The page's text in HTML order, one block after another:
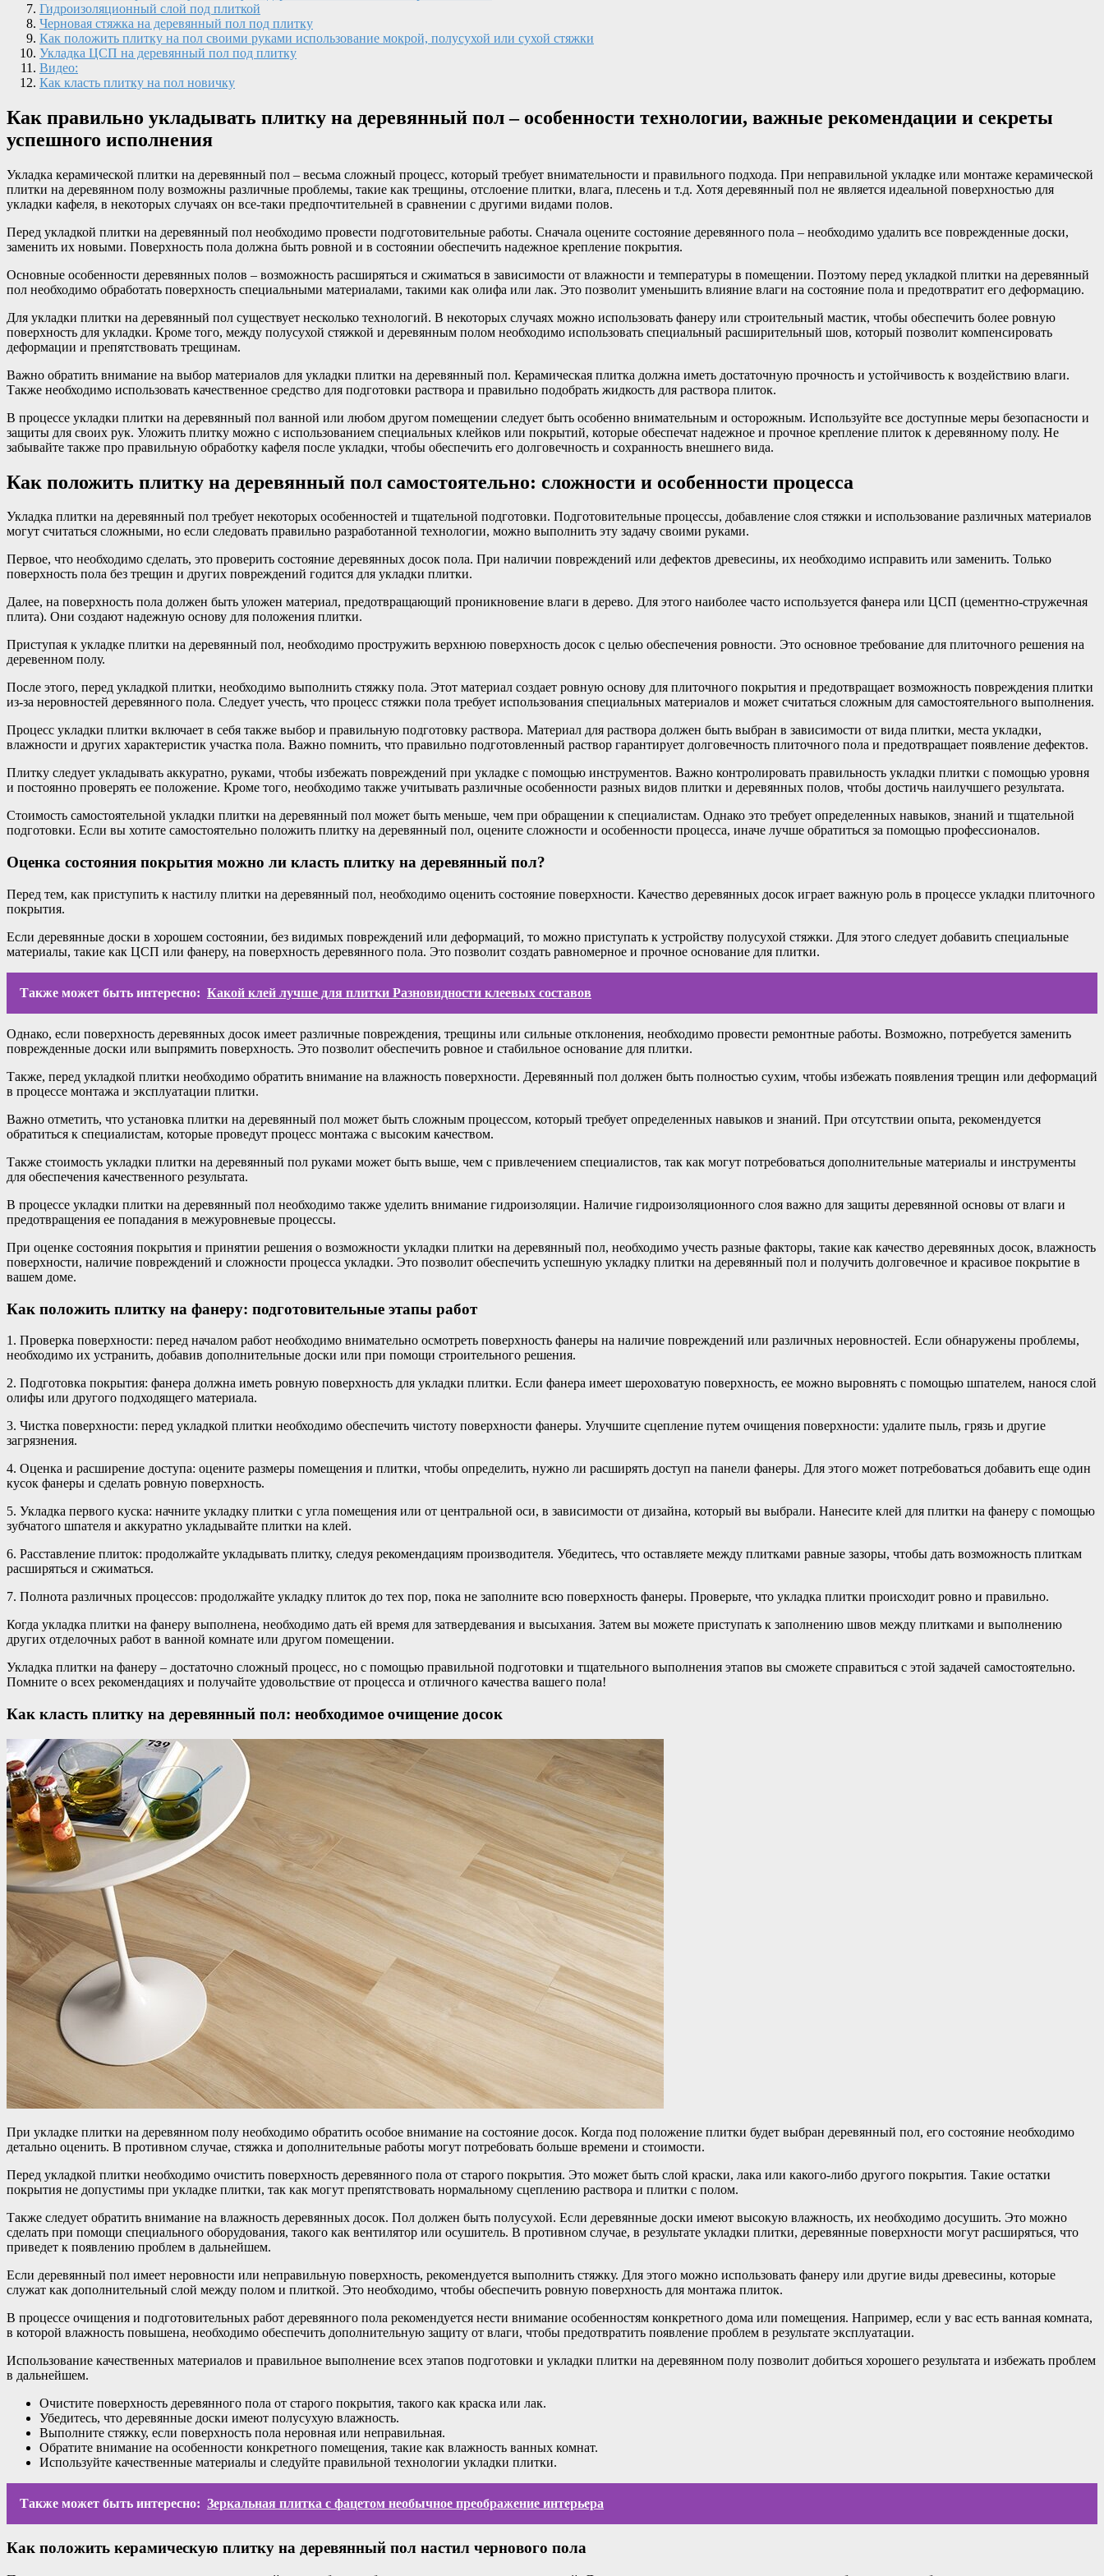
Гидроизоляционный слой под плиткой
Черновая стяжка на деревянный пол под плитку
Как положить плитку на пол своими руками использование мокрой, полусухой или сухой стяжки
Укладка ЦСП на деревянный пол под плитку
Видео:
Как класть плитку на пол новичку
Как правильно укладывать плитку на деревянный пол – особенности технологии, важные рекомендации и секреты
успешного исполнения
Укладка керамической плитки на деревянный пол – весьма сложный процесс, который требует внимательности и правильного подхода. При неправильной укладке или монтаже керамической
плитки на деревянном полу возможны различные проблемы, такие как трещины, отслоение плитки, влага, плесень и т.д. Хотя деревянный пол не является идеальной поверхностью для
укладки кафеля, в некоторых случаях он все-таки предпочтительней в сравнении с другими видами полов.
Перед укладкой плитки на деревянный пол необходимо провести подготовительные работы. Сначала оцените состояние деревянного пола – необходимо удалить все поврежденные доски,
заменить их новыми. Поверхность пола должна быть ровной и в состоянии обеспечить надежное крепление покрытия.
Основные особенности деревянных полов – возможность расширяться и сжиматься в зависимости от влажности и температуры в помещении. Поэтому перед укладкой плитки на деревянный
пол необходимо обработать поверхность специальными материалами, такими как олифа или лак. Это позволит уменьшить влияние влаги на состояние пола и предотвратит его деформацию.
Для укладки плитки на деревянный пол существует несколько технологий. В некоторых случаях можно использовать фанеру или строительный мастик, чтобы обеспечить более ровную
поверхность для укладки. Кроме того, между полусухой стяжкой и деревянным полом необходимо использовать специальный расширительный шов, который позволит компенсировать
деформации и препятствовать трещинам.
Важно обратить внимание на выбор материалов для укладки плитки на деревянный пол. Керамическая плитка должна иметь достаточную прочность и устойчивость к воздействию влаги.
Также необходимо использовать качественное средство для подготовки раствора и правильно подобрать жидкость для раствора плиток.
В процессе укладки плитки на деревянный пол ванной или любом другом помещении следует быть особенно внимательным и осторожным. Используйте все доступные меры безопасности и
защиты для своих рук. Уложить плитку можно с использованием специальных клейков или покрытий, которые обеспечат надежное и прочное крепление плиток к деревянному полу. Не
забывайте также про правильную обработку кафеля после укладки, чтобы обеспечить его долговечность и сохранность внешнего вида.
Как положить плитку на деревянный пол самостоятельно: сложности и особенности процесса
Укладка плитки на деревянный пол требует некоторых особенностей и тщательной подготовки. Подготовительные процессы, добавление слоя стяжки и использование различных материалов
могут считаться сложными, но если следовать правильно разработанной технологии, можно выполнить эту задачу своими руками.
Первое, что необходимо сделать, это проверить состояние деревянных досок пола. При наличии повреждений или дефектов древесины, их необходимо исправить или заменить. Только
поверхность пола без трещин и других повреждений годится для укладки плитки.
Далее, на поверхность пола должен быть уложен материал, предотвращающий проникновение влаги в дерево. Для этого наиболее часто используется фанера или ЦСП (цементно-стружечная
плита). Они создают надежную основу для положения плитки.
Приступая к укладке плитки на деревянный пол, необходимо простружить верхнюю поверхность досок с целью обеспечения ровности. Это основное требование для плиточного решения на
деревенном полу.
После этого, перед укладкой плитки, необходимо выполнить стяжку пола. Этот материал создает ровную основу для плиточного покрытия и предотвращает возможность повреждения плитки
из-за неровностей деревянного пола. Следует учесть, что процесс стяжки пола требует использования специальных материалов и может считаться сложным для самостоятельного выполнения.
Процесс укладки плитки включает в себя также выбор и правильную подготовку раствора. Материал для раствора должен быть выбран в зависимости от вида плитки, места укладки,
влажности и других характеристик участка пола. Важно помнить, что правильно подготовленный раствор гарантирует долговечность плиточного пола и предотвращает появление дефектов.
Плитку следует укладывать аккуратно, руками, чтобы избежать повреждений при укладке с помощью инструментов. Важно контролировать правильность укладки плитки с помощью уровня
и постоянно проверять ее положение. Кроме того, необходимо также учитывать различные особенности разных видов плитки и деревянных полов, чтобы достичь наилучшего результата.
Стоимость самостоятельной укладки плитки на деревянный пол может быть меньше, чем при обращении к специалистам. Однако это требует определенных навыков, знаний и тщательной
подготовки. Если вы хотите самостоятельно положить плитку на деревянный пол, оцените сложности и особенности процесса, иначе лучше обратиться за помощью профессионалов.
Оценка состояния покрытия можно ли класть плитку на деревянный пол?
Перед тем, как приступить к настилу плитки на деревянный пол, необходимо оценить состояние поверхности. Качество деревянных досок играет важную роль в процессе укладки плиточного
покрытия.
Если деревянные доски в хорошем состоянии, без видимых повреждений или деформаций, то можно приступать к устройству полусухой стяжки. Для этого следует добавить специальные
материалы, такие как ЦСП или фанеру, на поверхность деревянного пола. Это позволит создать равномерное и прочное основание для плитки.
Также может быть интересно: Какой клей лучше для плитки Разновидности клеевых составов
Однако, если поверхность деревянных досок имеет различные повреждения, трещины или сильные отклонения, необходимо провести ремонтные работы. Возможно, потребуется заменить
поврежденные доски или выпрямить поверхность. Это позволит обеспечить ровное и стабильное основание для плитки.
Также, перед укладкой плитки необходимо обратить внимание на влажность поверхности. Деревянный пол должен быть полностью сухим, чтобы избежать появления трещин или деформаций
в процессе монтажа и эксплуатации плитки.
Важно отметить, что установка плитки на деревянный пол может быть сложным процессом, который требует определенных навыков и знаний. При отсутствии опыта, рекомендуется
обратиться к специалистам, которые проведут процесс монтажа с высоким качеством.
Также стоимость укладки плитки на деревянный пол руками может быть выше, чем с привлечением специалистов, так как могут потребоваться дополнительные материалы и инструменты
для обеспечения качественного результата.
В процессе укладки плитки на деревянный пол необходимо также уделить внимание гидроизоляции. Наличие гидроизоляционного слоя важно для защиты деревянной основы от влаги и
предотвращения ее попадания в межуровневые процессы.
При оценке состояния покрытия и принятии решения о возможности укладки плитки на деревянный пол, необходимо учесть разные факторы, такие как качество деревянных досок, влажность
поверхности, наличие повреждений и сложности процесса укладки. Это позволит обеспечить успешную укладку плитки на деревянный пол и получить долговечное и красивое покрытие в
вашем доме.
Как положить плитку на фанеру: подготовительные этапы работ
1. Проверка поверхности: перед началом работ необходимо внимательно осмотреть поверхность фанеры на наличие повреждений или различных неровностей. Если обнаружены проблемы,
необходимо их устранить, добавив дополнительные доски или при помощи строительного решения.
2. Подготовка покрытия: фанера должна иметь ровную поверхность для укладки плитки. Если фанера имеет шероховатую поверхность, ее можно выровнять с помощью шпателем, нанося слой
олифы или другого подходящего материала.
3. Чистка поверхности: перед укладкой плитки необходимо обеспечить чистоту поверхности фанеры. Улучшите сцепление путем очищения поверхности: удалите пыль, грязь и другие
загрязнения.
4. Оценка и расширение доступа: оцените размеры помещения и плитки, чтобы определить, нужно ли расширять доступ на панели фанеры. Для этого может потребоваться добавить еще один
кусок фанеры и сделать ровную поверхность.
5. Укладка первого куска: начните укладку плитки с угла помещения или от центральной оси, в зависимости от дизайна, который вы выбрали. Нанесите клей для плитки на фанеру с помощью
зубчатого шпателя и аккуратно укладывайте плитки на клей.
6. Расставление плиток: продолжайте укладывать плитку, следуя рекомендациям производителя. Убедитесь, что оставляете между плитками равные зазоры, чтобы дать возможность плиткам
расширяться и сжиматься.
7. Полнота различных процессов: продолжайте укладку плиток до тех пор, пока не заполните всю поверхность фанеры. Проверьте, что укладка плитки происходит ровно и правильно.
Когда укладка плитки на фанеру выполнена, необходимо дать ей время для затвердевания и высыхания. Затем вы можете приступать к заполнению швов между плитками и выполнению
других отделочных работ в ванной комнате или другом помещении.
Укладка плитки на фанеру – достаточно сложный процесс, но с помощью правильной подготовки и тщательного выполнения этапов вы сможете справиться с этой задачей самостоятельно.
Помните о всех рекомендациях и получайте удовольствие от процесса и отличного качества вашего пола!
Как класть плитку на деревянный пол: необходимое очищение досок
При укладке плитки на деревянном полу необходимо обратить особое внимание на состояние досок. Когда под положение плитки будет выбран деревянный пол, его состояние необходимо
детально оценить. В противном случае, стяжка и дополнительные работы могут потребовать больше времени и стоимости.
Перед укладкой плитки необходимо очистить поверхность деревянного пола от старого покрытия. Это может быть слой краски, лака или какого-либо другого покрытия. Такие остатки
покрытия не допустимы при укладке плитки, так как могут препятствовать нормальному сцеплению раствора и плитки с полом.
Также следует обратить внимание на влажность деревянных досок. Пол должен быть полусухой. Если деревянные доски имеют высокую влажность, их необходимо досушить. Это можно
сделать при помощи специального оборудования, такого как вентилятор или осушитель. В противном случае, в результате укладки плитки, деревянные поверхности могут расширяться, что
приведет к появлению проблем в дальнейшем.
Если деревянный пол имеет неровности или неправильную поверхность, рекомендуется выполнить стяжку. Для этого можно использовать фанеру или другие виды древесины, которые
служат как дополнительный слой между полом и плиткой. Это необходимо, чтобы обеспечить ровную поверхность для монтажа плиток.
В процессе очищения и подготовительных работ деревянного пола рекомендуется нести внимание особенностям конкретного дома или помещения. Например, если у вас есть ванная комната,
в которой влажность повышена, необходимо обеспечить дополнительную защиту от влаги, чтобы предотвратить появление проблем в результате эксплуатации.
Использование качественных материалов и правильное выполнение всех этапов подготовки и укладки плитки на деревянном полу позволит добиться хорошего результата и избежать проблем
в дальнейшем.
Очистите поверхность деревянного пола от старого покрытия, такого как краска или лак.
Убедитесь, что деревянные доски имеют полусухую влажность.
Выполните стяжку, если поверхность пола неровная или неправильная.
Обратите внимание на особенности конкретного помещения, такие как влажность ванных комнат.
Используйте качественные материалы и следуйте правильной технологии укладки плитки.
Также может быть интересно: Зеркальная плитка с фацетом необычное преображение интерьера
Как положить керамическую плитку на деревянный пол настил чернового пола